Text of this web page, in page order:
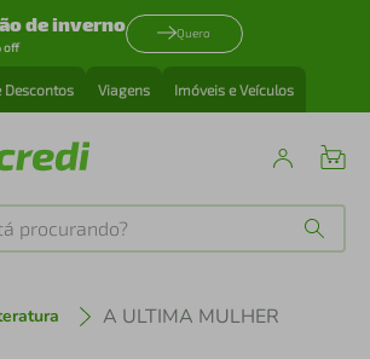
de inverno
off
Quero
Descontos Viagens Imóveis e Veículos
A ULTIMA MULHER